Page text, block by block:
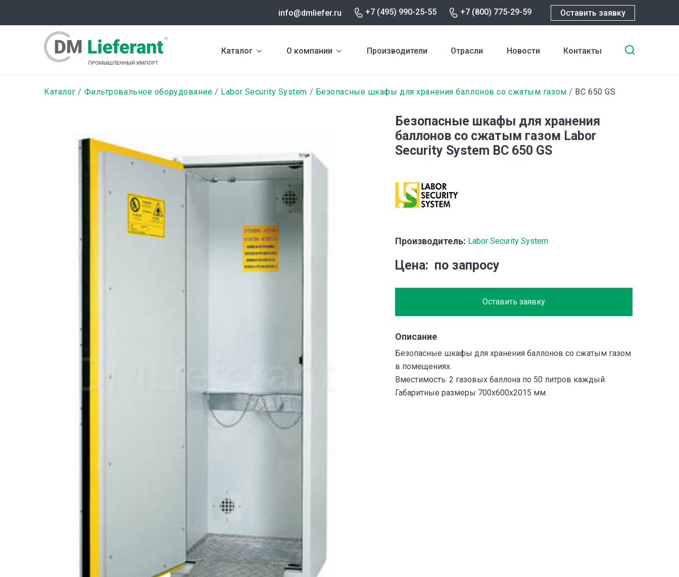
содержанию
info@dmliefer.ru +7 (495) 990-25-55 +7 (800) 775-29-59 Оставить заявку
Каталог О компании Производители Отрасли Новости Контакты
Строка
Каталог Фильтровальное оборудование Labor Security System Безопасные шкафы для хранения баллонов со сжатым газом BC 650 GS
Безопасные шкафы для хранения
баллонов со сжатым газом Labor
Security System BC 650 GS
Производитель: Labor Security System
Цена по запросу
Оставить заявку
Описание
Безопасные шкафы для хранения баллонов со сжатым газом
в помещениях.
Вместимость: 2 газовых баллона по 50 литров каждый.
Габаритные размеры 700x600x2015 мм.